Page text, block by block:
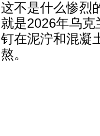
这不是什么惨烈
就是2026年乌
钉在泥泞和混凝
熬。